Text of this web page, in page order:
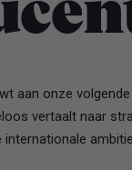
aan onze
vertaalt naar